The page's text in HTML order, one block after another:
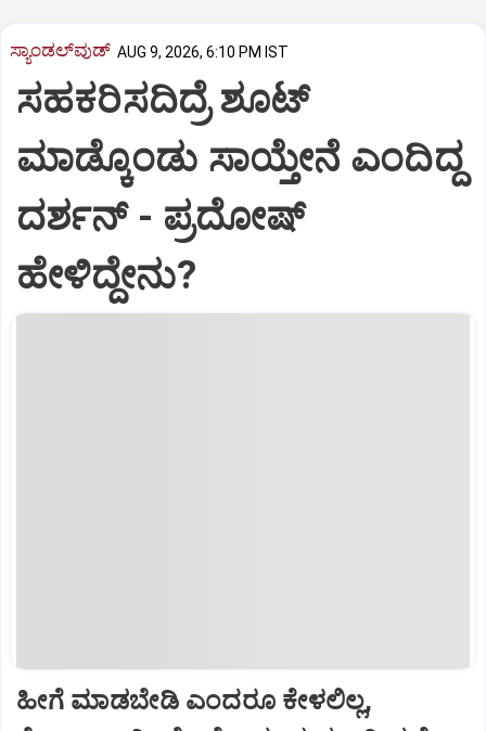
ಸ್ಯಾಂಡಲ್‌ವುಡ್‌ AUG 9, 2026, 6:10 PM IST
ಸಹಕರಿಸದಿದ್ರೆ ಶೂಟ್‌
ಮಾಡ್ಕೊಂಡು ಸಾಯ್ತೇನೆ ಎಂದಿದ್ದ
ದರ್ಶನ್‌ - ಪ್ರದೋಷ್‌
ಹೇಳಿದ್ದೇನು?
ಹೀಗೆ ಮಾಡಬೇಡಿ ಎಂದರೂ ಕೇಳಲಿಲ್ಲ,